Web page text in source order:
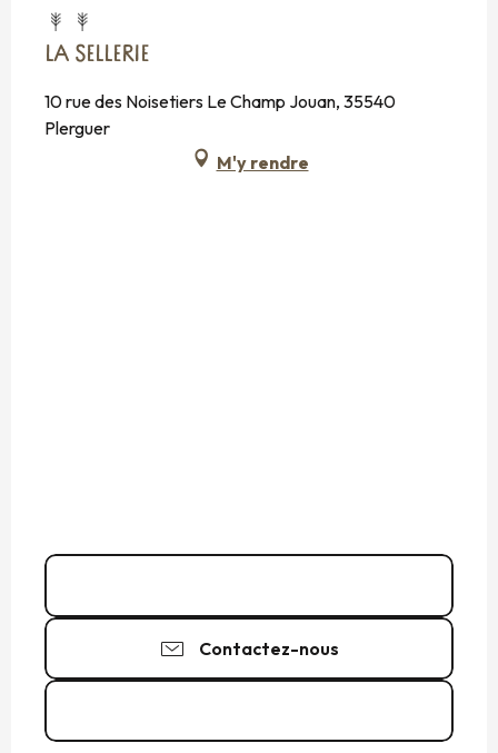
LA SELLERIE
10 rue des Noisetiers Le Champ Jouan, 35540
Plerguer
M'y rendre
Contactez-nous